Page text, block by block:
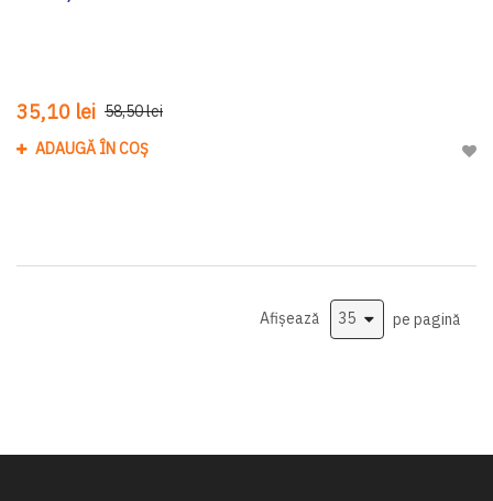
35,10 lei 58,50 lei
ADAUGĂ ÎN COȘ
Afișează pe pagină